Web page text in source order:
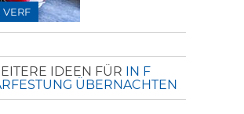
IDEEN FÜR IN F
ÜBERNACHTEN